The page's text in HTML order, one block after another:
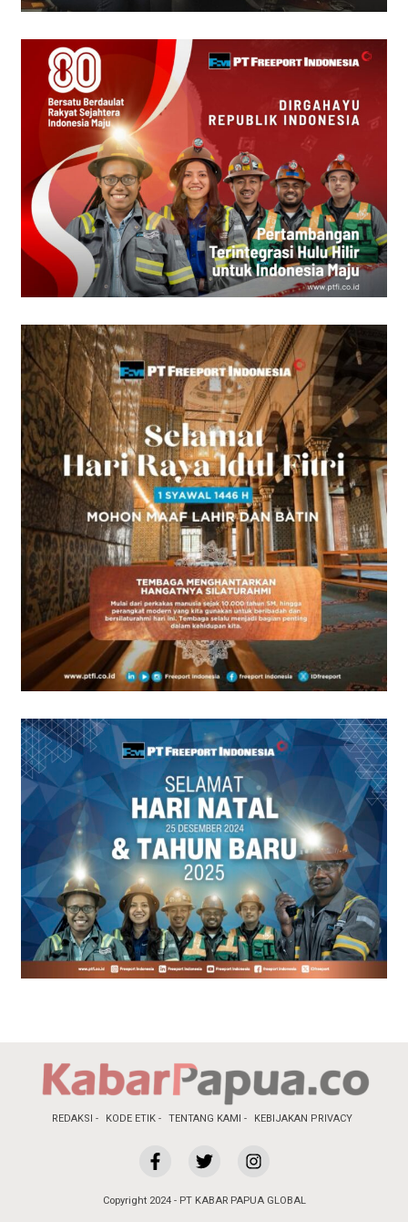
REDAKSI KODE ETIK TENTANG KAMI KEBIJAKAN PRIVACY
Copyright 2024 - PT KABAR PAPUA GLOBAL